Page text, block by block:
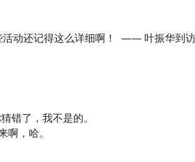
动还记得这么详细啊！ —— 叶振华到
错了，我不是的。
啊，哈。